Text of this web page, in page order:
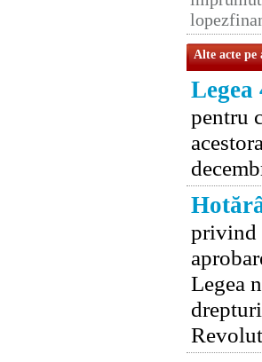
Alte acte pe
Legea
pentru
privind
Legea